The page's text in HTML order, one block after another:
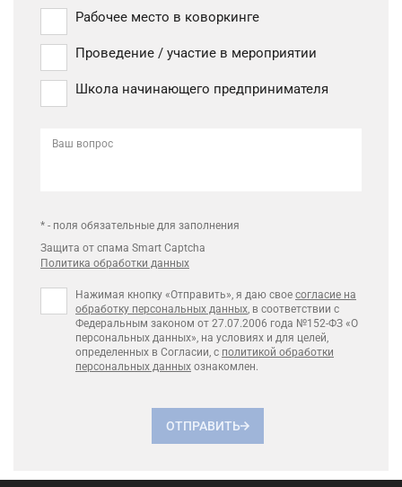
Рабочее место в коворкинге
Проведение / участие в мероприятии
Школа начинающего предпринимателя
Ваш вопрос
* - поля обязательные для заполнения
Защита от спама Smart Captcha
Политика обработки данных
Нажимая кнопку «Отправить», я даю свое согласие на
обработку персональных данных, в соответствии с
Федеральным законом от 27.07.2006 года №152-ФЗ «О
персональных данных», на условиях и для целей,
определенных в Согласии, с политикой обработки
персональных данных ознакомлен.
ОТПРАВИТЬ